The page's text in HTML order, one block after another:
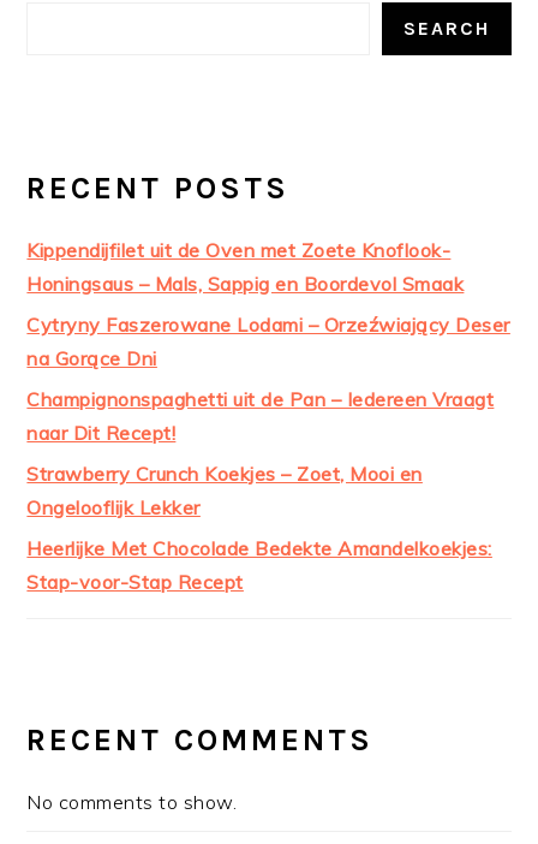
SEARCH
RECENT POSTS
Kippendijfilet uit de Oven met Zoete Knoflook-
Honingsaus – Mals, Sappig en Boordevol Smaak
Cytryny Faszerowane Lodami – Orzeźwiający Deser
na Gorące Dni
Champignonspaghetti uit de Pan – Iedereen Vraagt
naar Dit Recept!
Strawberry Crunch Koekjes – Zoet, Mooi en
Ongelooflijk Lekker
Heerlijke Met Chocolade Bedekte Amandelkoekjes:
Stap-voor-Stap Recept
RECENT COMMENTS
No comments to show.